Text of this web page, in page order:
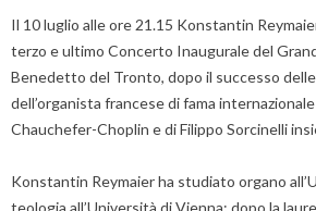
Il 10 luglio alle ore 21.15 Konstantin
terzo e ultimo Concerto Inaugurale del
Benedetto del Tronto, dopo il successo
dell’organista francese di fama
Chauchefer-Choplin e di Filippo Sorcinelli
Konstantin Reymaier ha studiato organo
teologia all’Università di Vienna; dopo la